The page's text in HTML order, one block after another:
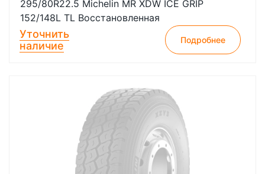
295/80R22.5 Michelin MR XDW ICE GRIP
152/148L TL Восстановленная
Уточнить
наличие
Подробнее